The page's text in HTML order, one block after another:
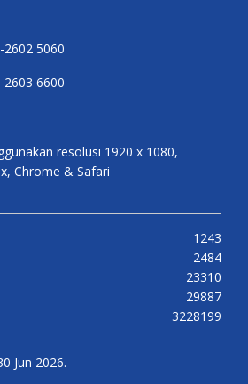
5060
6600
resolusi 1920 x 1080,
Chrome & Safari
1243
2484
23310
29887
3228199
Jun 2026.